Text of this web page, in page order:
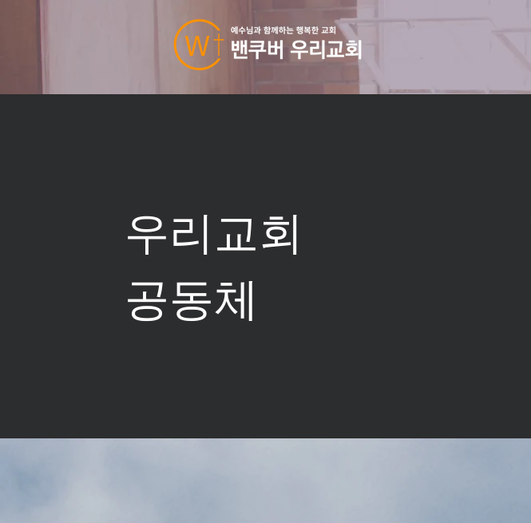
우리교회
​공동체